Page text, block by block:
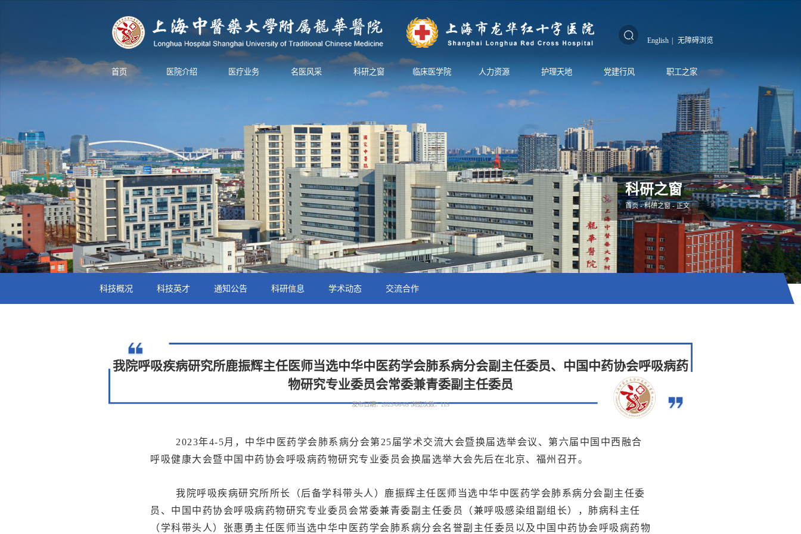
English | 无障碍浏览
首页 医院介绍 医疗业务 名医风采 科研之窗 临床医学院 人力资源 护理天地 党建行风 职工之家
科研之窗
首页-科研之窗- 正文
科技概况 科技英才 通知公告 科研信息 学术动态 交流合作
我院呼吸疾病研究所鹿振辉主任医师当选中华中医药学会肺系病分会副主任委员、中国中药协会呼吸病药
物研究专业委员会常委兼青委副主任委员
发布日期：2023-06-05 浏览次数：115
2023年4-5月，中华中医药学会肺系病分会第25届学术交流大会暨换届选举会议、第六届中国中西融合
呼吸健康大会暨中国中药协会呼吸病药物研究专业委员会换届选举大会先后在北京、福州召开。
我院呼吸疾病研究所所长（后备学科带头人）鹿振辉主任医师当选中华中医药学会肺系病分会副主任委
员、中国中药协会呼吸病药物研究专业委员会常委兼青委副主任委员（兼呼吸感染组副组长），肺病科主任
（学科带头人）张惠勇主任医师当选中华中医药学会肺系病分会名誉副主任委员以及中国中药协会呼吸病药物